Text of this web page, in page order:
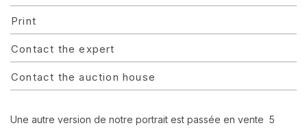
Print
Contact the expert
Contact the auction house
Une autre version de notre portrait est passée en vente 5